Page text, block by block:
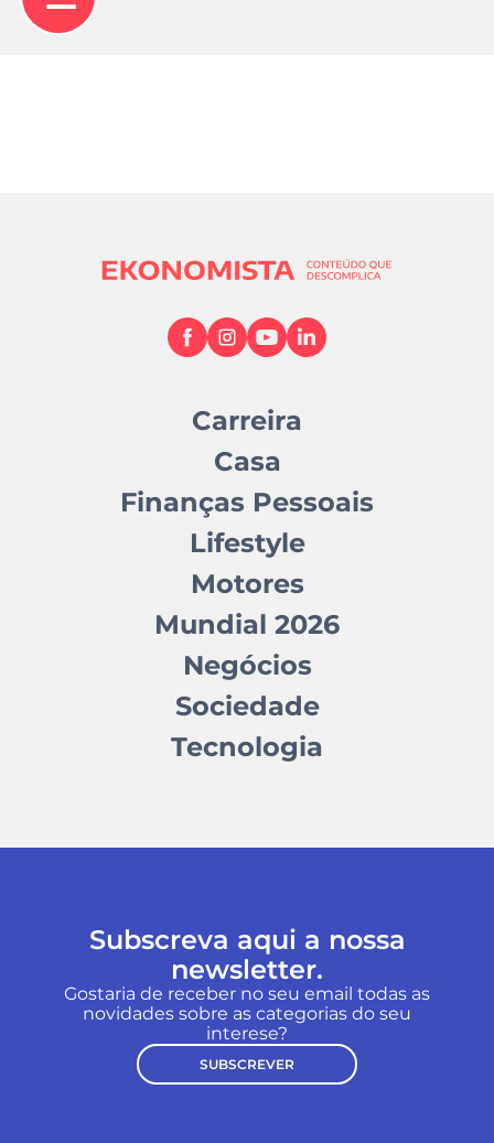
Carreira
Casa
Finanças Pessoais
Lifestyle
Motores
Mundial 2026
Negócios
Sociedade
Tecnologia
Subscreva aqui a nossa
newsletter.
Gostaria de receber no seu email todas as
novidades sobre as categorias do seu
interese?
SUBSCREVER